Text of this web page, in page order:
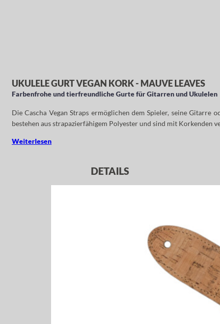
UKULELE GURT VEGAN KORK - MAUVE LEAVES
Farbenfrohe und tierfreundliche Gurte für Gitarren und Ukulelen
Die Cascha Vegan Straps ermöglichen dem Spieler, seine
bestehen aus strapazierfähigem Polyester und sind mit Korkenden
Weiterlesen
DETAILS